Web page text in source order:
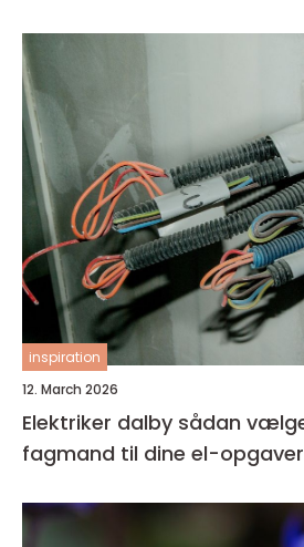
inspiration
12. March 2026
Elektriker dalby sådan vælger du den rigtige
fagmand til dine el-opgaver